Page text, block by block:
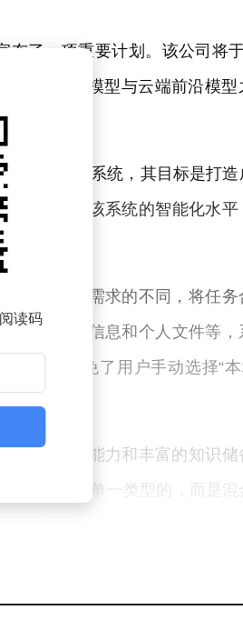
布了一项重要计划。该公司将
实现本地模型与云端前沿模型
AI智能体系统，其目标是打造
一步提升该系统的智能化水平
据场景和需求的不同，将任务
录、健康信息和个人文件等，
设计避免了用户手动选择“本
大的计算能力和丰富的知识储
往往不是单一类型的，而是混
读码